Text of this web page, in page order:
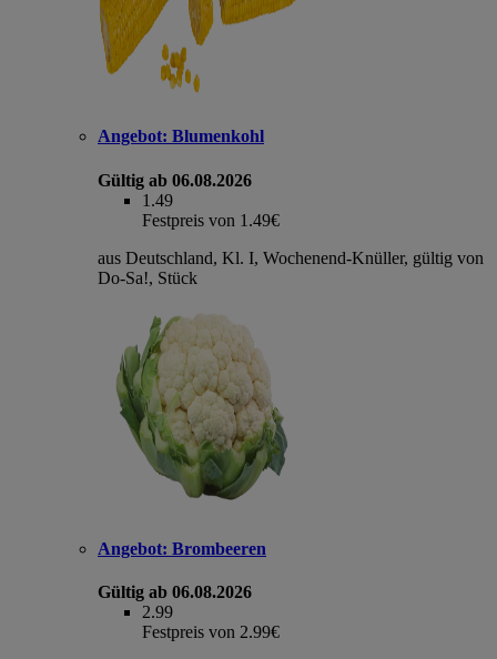
Angebot: Blumenkohl
Gültig ab 06.08.2026
1.49
Festpreis von 1.49€
aus Deutschland, Kl. I, Wochenend-Knüller, gültig von
Do-Sa!, Stück
Angebot: Brombeeren
Gültig ab 06.08.2026
2.99
Festpreis von 2.99€